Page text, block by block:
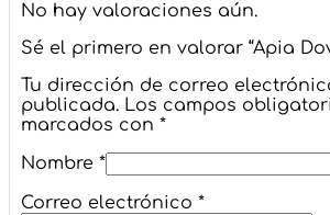
No hay valoraciones aún.
Sé el primero en valorar “Apia
Tu dirección de correo
publicada. Los campos
marcados con *
Nombre *
Correo electrónico *